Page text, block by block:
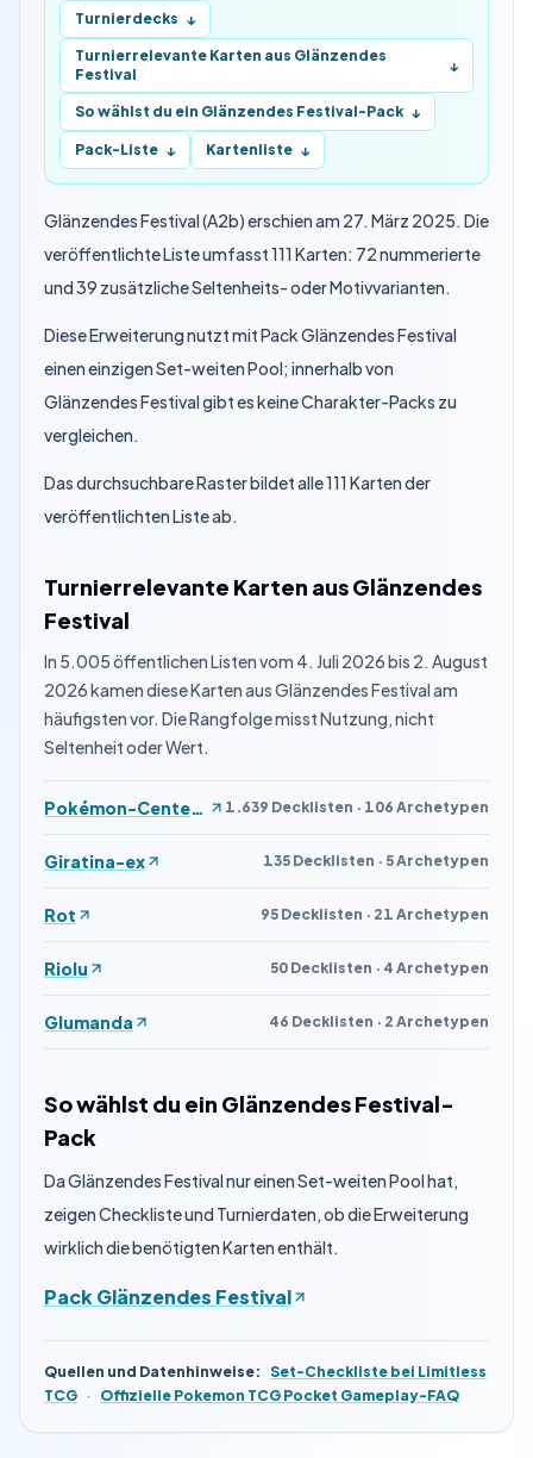
Turnierdecks ↓
Turnierrelevante Karten aus Glänzendes
Festival
↓
So wählst du ein Glänzendes Festival-Pack ↓
Pack-Liste ↓ Kartenliste ↓
Glänzendes Festival (A2b) erschien am 27. März 2025. Die
veröffentlichte Liste umfasst 111 Karten: 72 nummerierte
und 39 zusätzliche Seltenheits- oder Motivvarianten.
Diese Erweiterung nutzt mit Pack Glänzendes Festival
einen einzigen Set-weiten Pool; innerhalb von
Glänzendes Festival gibt es keine Charakter-Packs zu
vergleichen.
Das durchsuchbare Raster bildet alle 111 Karten der
veröffentlichten Liste ab.
Turnierrelevante Karten aus Glänzendes
Festival
In 5.005 öffentlichen Listen vom 4. Juli 2026 bis 2. August
2026 kamen diese Karten aus Glänzendes Festival am
häufigsten vor. Die Rangfolge misst Nutzung, nicht
Seltenheit oder Wert.
Pokémon-Center-Dame 1.639 Decklisten · 106 Archetypen
Giratina-ex 135 Decklisten · 5 Archetypen
Rot 95 Decklisten · 21 Archetypen
Riolu 50 Decklisten · 4 Archetypen
Glumanda 46 Decklisten · 2 Archetypen
So wählst du ein Glänzendes Festival-
Pack
Da Glänzendes Festival nur einen Set-weiten Pool hat,
zeigen Checkliste und Turnierdaten, ob die Erweiterung
wirklich die benötigten Karten enthält.
Pack Glänzendes Festival
Quellen und Datenhinweise: Set-Checkliste bei Limitless
TCG · Offizielle Pokemon TCG Pocket Gameplay-FAQ